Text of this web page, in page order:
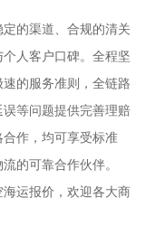
的渠道、合规的清关
人客户口碑。全程坚
的服务准则，全链路
等问题提供完善理赔
作，均可享受标准
的可靠合作伙伴。
运报价，欢迎各大商